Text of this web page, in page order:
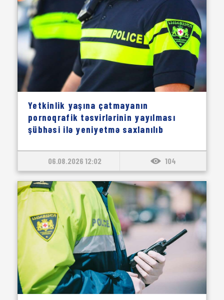
Yetkinlik yaşına çatmayanın
pornoqrafik təsvirlərinin yayılması
şübhəsi ilə yeniyetmə saxlanılıb
06.08.2026 12:02 104